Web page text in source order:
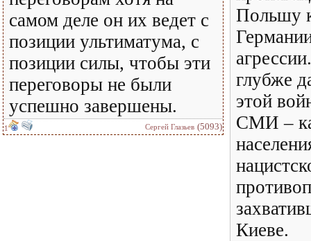
самом деле он их ведет с
позиции ультиматума, с
позиции силы, чтобы эти
переговоры не были
успешно завершены.
1 Сергей Глазьев (5093)
Польшу
глубже
этой
СМИ –
Киеве.